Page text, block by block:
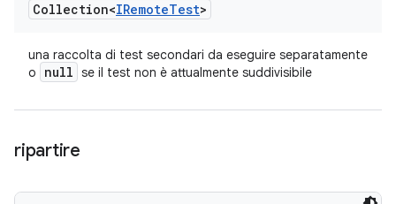
Collection<IRemoteTest>
una raccolta di test secondari da eseguire separatamente
o
null se il test non è attualmente suddivisibile
ripartire